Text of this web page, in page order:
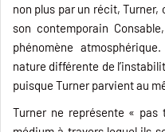
non plus par un récit,
son contemporain
phénomène
nature différente de
puisque Turner parvient au
Turner ne représente «